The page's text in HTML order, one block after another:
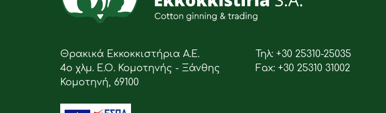
Θρακικά Εκκοκκιστήρια Α.Ε.
4ο χλμ. Ε.Ο. Κομοτηνής - Ξάνθης
Κομοτηνή, 69100
Τηλ: +30 25310-25035
Fax: +30 25310 31002